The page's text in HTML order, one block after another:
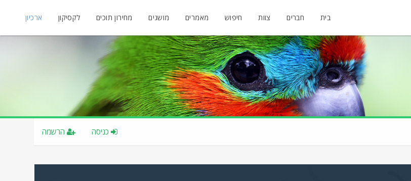
בית חברים צוות חיפוש מאמרים מושגים מחירון תוכים לקסיקון ארכיון
הרשמה כניסה